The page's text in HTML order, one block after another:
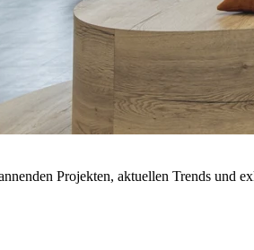
Projekten, aktuellen Trends und